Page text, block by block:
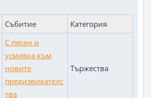
Събитие Категория
С песен и
усмивка към
новите
предизвикателс
тва
Тържества